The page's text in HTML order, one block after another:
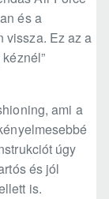
és a
vissza. Ez az a
ami a
úgy
és jól
is.